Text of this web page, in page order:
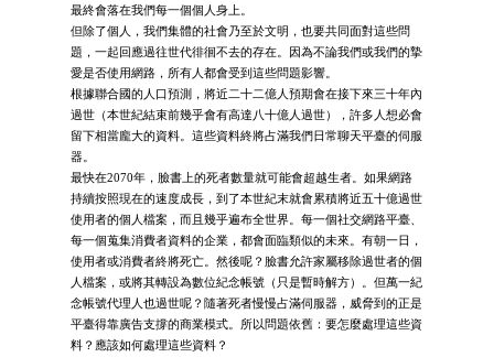
最終會落在我們每一個個人身上。
但除了個人，我們集體的社會乃至於文明，也要共同面對這些問
題，一起回應過往世代徘徊不去的存在。因為不論我們或我們的摯
愛是否使用網路，所有人都會受到這些問題影響。
根據聯合國的人口預測，將近二十二億人預期會在接下來三十年內
過世（本世紀結束前幾乎會有高達八十億人過世），許多人想必會
留下相當龐大的資料。這些資料終將占滿我們日常聊天平臺的伺服
器。
最快在2070年，臉書上的死者數量就可能會超越生者。如果網路
持續按照現在的速度成長，到了本世紀末就會累積將近五十億過世
使用者的個人檔案，而且幾乎遍布全世界。每一個社交網路平臺、
每一個蒐集消費者資料的企業，都會面臨類似的未來。有朝一日，
使用者或消費者終將死亡。然後呢？臉書允許家屬移除過世者的個
人檔案，或將其轉設為數位紀念帳號（只是暫時解方）。但萬一紀
念帳號代理人也過世呢？隨著死者慢慢占滿伺服器，威脅到的正是
平臺得靠廣告支撐的商業模式。所以問題依舊：要怎麼處理這些資
料？應該如何處理這些資料？